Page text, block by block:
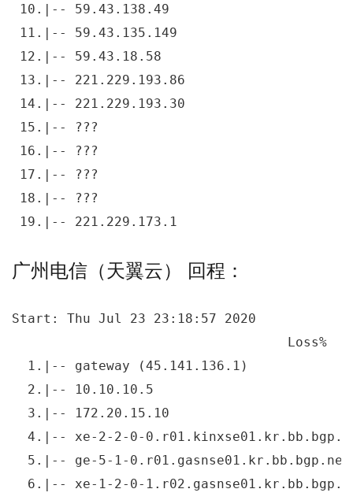
10.|-- 59.43.138.49
11.|-- 59.43.135.149
12.|-- 59.43.18.58
13.|-- 221.229.193.86
14.|-- 221.229.193.30
15.|-- ???
16.|-- ???
17.|-- ???
18.|-- ???
19.|-- 221.229.173.1
广州电信（天翼云） 回程：
Start: Thu Jul 23 23:18:57 2020
Loss%
1.|-- gateway (45.141.136.1)
2.|-- 10.10.10.5
3.|-- 172.20.15.10
4.|-- xe-2-2-0-
5.|-- ge-5-1-
6.|-- xe-1-2-0-